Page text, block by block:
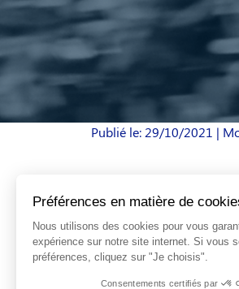
Publié le: 29/10/2021 |